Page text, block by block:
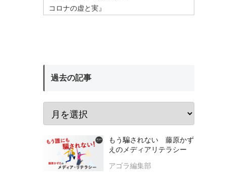
コロナの虚と実』
過去の記事
もう騙されない 藤原かず
えのメディアリテラシー
アゴラ編集部